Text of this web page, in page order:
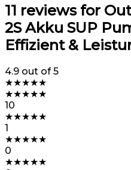
11 reviews for
2S Akku SUP
Effizient &
4.9 out of 5
★★★★★
★★★★★
10
★★★★★
1
★★★★★
0
★★★★★